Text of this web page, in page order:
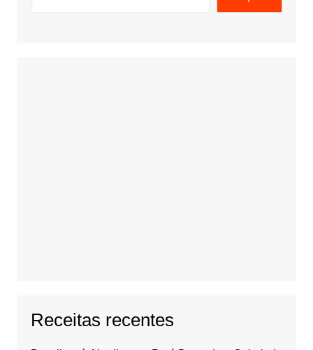
Receitas recentes